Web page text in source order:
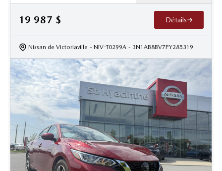
19 987 $ Détails
Nissan de Victoriaville - NIV-T0299A - 3N1AB8BV7PY285319